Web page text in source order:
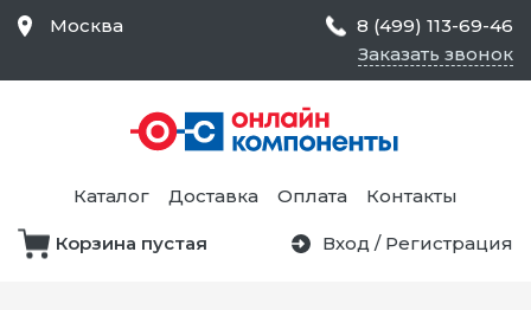
Москва
8 (499) 113-69-46
Заказать звонок
Каталог Доставка Оплата Контакты
Корзина пустая Вход / Регистрация
Средства Контроля
Статического
Электричества и
Безопасности,
Товары для Чистых